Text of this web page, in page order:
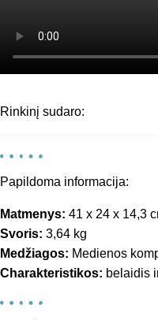
Rinkinį sudaro:
Papildoma informacija:
Matmenys: 41 x 24 x 14,3
Svoris: 3,64 kg
Medžiagos: Medienos
Charakteristikos: belaidis